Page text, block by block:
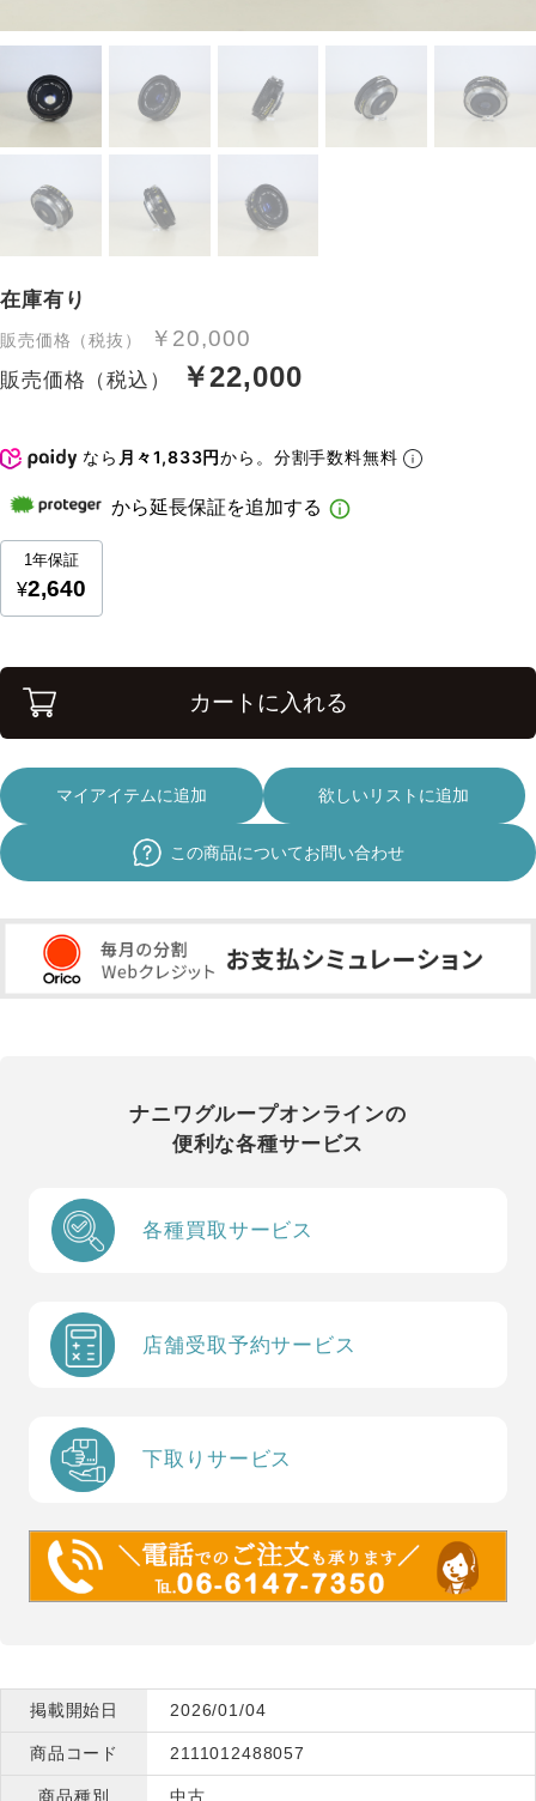
在庫有り
販売価格（税抜） ￥20,000
販売価格（税込） ￥22,000
なら 月々1,833円から。分割手数料無料
カートに入れる
マイアイテムに追加 欲しいリストに追加
この商品についてお問い合わせ
ナニワグループオンラインの
便利な各種サービス
各種買取サービス
店舗受取予約サービス
下取りサービス
掲載開始日 2026/01/04
商品コード 2111012488057
商品種別 中古